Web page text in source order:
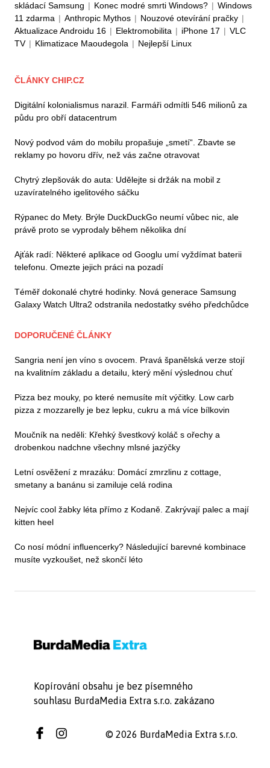
skládací Samsung | Konec modré smrti Windows? | Windows
11 zdarma | Anthropic Mythos | Nouzové otevírání pračky |
Aktualizace Androidu 16 | Elektromobilita | iPhone 17 | VLC
TV | Klimatizace Maoudegola | Nejlepší Linux
ČLÁNKY CHIP.CZ
Digitální kolonialismus narazil. Farmáři odmítli 546 milionů za
půdu pro obří datacentrum
Nový podvod vám do mobilu propašuje „smetí“. Zbavte se
reklamy po hovoru dřív, než vás začne otravovat
Chytrý zlepšovák do auta: Udělejte si držák na mobil z
uzavíratelného igelitového sáčku
Rýpanec do Mety. Brýle DuckDuckGo neumí vůbec nic, ale
právě proto se vyprodaly během několika dní
Ajťák radí: Některé aplikace od Googlu umí vyždímat baterii
telefonu. Omezte jejich práci na pozadí
Téměř dokonalé chytré hodinky. Nová generace Samsung
Galaxy Watch Ultra2 odstranila nedostatky svého předchůdce
DOPORUČENÉ ČLÁNKY
Sangria není jen víno s ovocem. Pravá španělská verze stojí
na kvalitním základu a detailu, který mění výslednou chuť
Pizza bez mouky, po které nemusíte mít výčitky. Low carb
pizza z mozzarelly je bez lepku, cukru a má více bílkovin
Moučník na neděli: Křehký švestkový koláč s ořechy a
drobenkou nadchne všechny mlsné jazýčky
Letní osvěžení z mrazáku: Domácí zmrzlinu z cottage,
smetany a banánu si zamiluje celá rodina
Nejvíc cool žabky léta přímo z Kodaně. Zakrývají palec a mají
kitten heel
Co nosí módní influencerky? Následující barevné kombinace
musíte vyzkoušet, než skončí léto
Kopírování obsahu je bez písemného
souhlasu BurdaMedia Extra s.r.o. zakázano
© 2026 BurdaMedia Extra s.r.o.